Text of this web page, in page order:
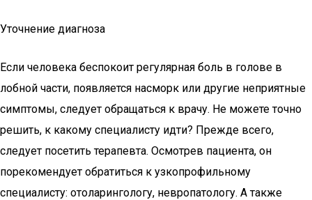
Уточнение диагноза
Если человека беспокоит регулярная боль в голове в
лобной части, появляется насморк или другие неприятные
симптомы, следует обращаться к врачу. Не можете точно
решить, к какому специалисту идти? Прежде всего,
следует посетить терапевта. Осмотрев пациента, он
порекомендует обратиться к узкопрофильному
специалисту: отоларингологу, невропатологу. А также